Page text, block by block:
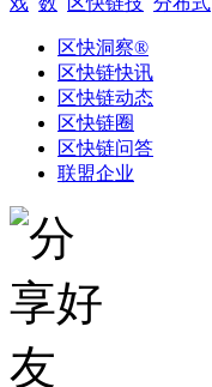
区快洞察®
区快链快讯
区快链动态
区快链圈
区快链问答
联盟企业